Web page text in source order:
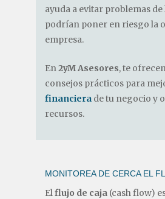
ayuda a evitar problemas
podrían poner en riesgo la
empresa.
En2yM Asesores, te
consejos prácticos para
financiera de tu negocio y
recursos.
MONITOREA DE CERCA EL
Elflujo de caja (cash flow)